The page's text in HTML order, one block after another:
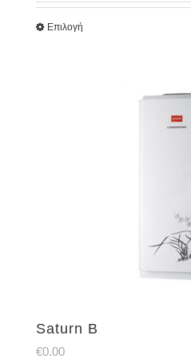
Επιλογή
Saturn B
€0.00